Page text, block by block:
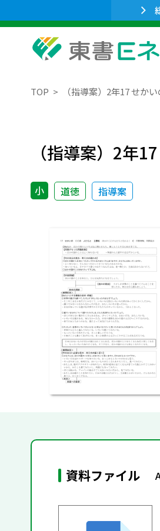
TOP （指導案）2年17 せ
（指導案）2年
小 道徳 指導案
資料ファイル